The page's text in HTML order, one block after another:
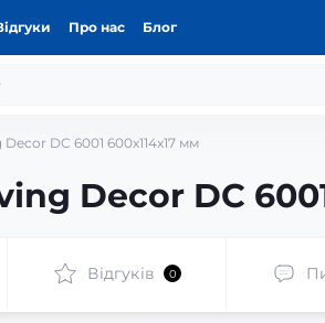
Про нас Блог
DC 6001 600x114x17 мм
Decor DC
Відгуків 0